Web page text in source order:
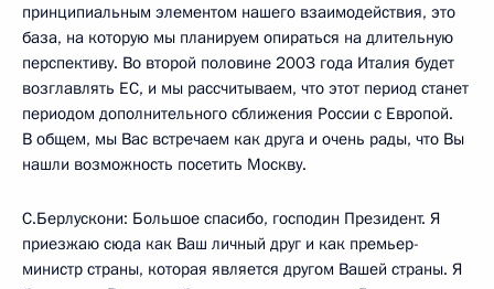
принципиальным элементом нашего взаимодействия, это
база, на которую мы планируем опираться на длительную
перспективу. Во второй половине 2003 года Италия будет
возглавлять ЕС, и мы рассчитываем, что этот период станет
периодом дополнительного сближения России с Европой.
В общем, мы Вас встречаем как друга и очень рады, что Вы
нашли возможность посетить Москву.
С.Берлускони: Большое спасибо, господин Президент. Я
приезжаю сюда как Ваш личный друг и как премьер-
министр страны, которая является другом Вашей страны. Я